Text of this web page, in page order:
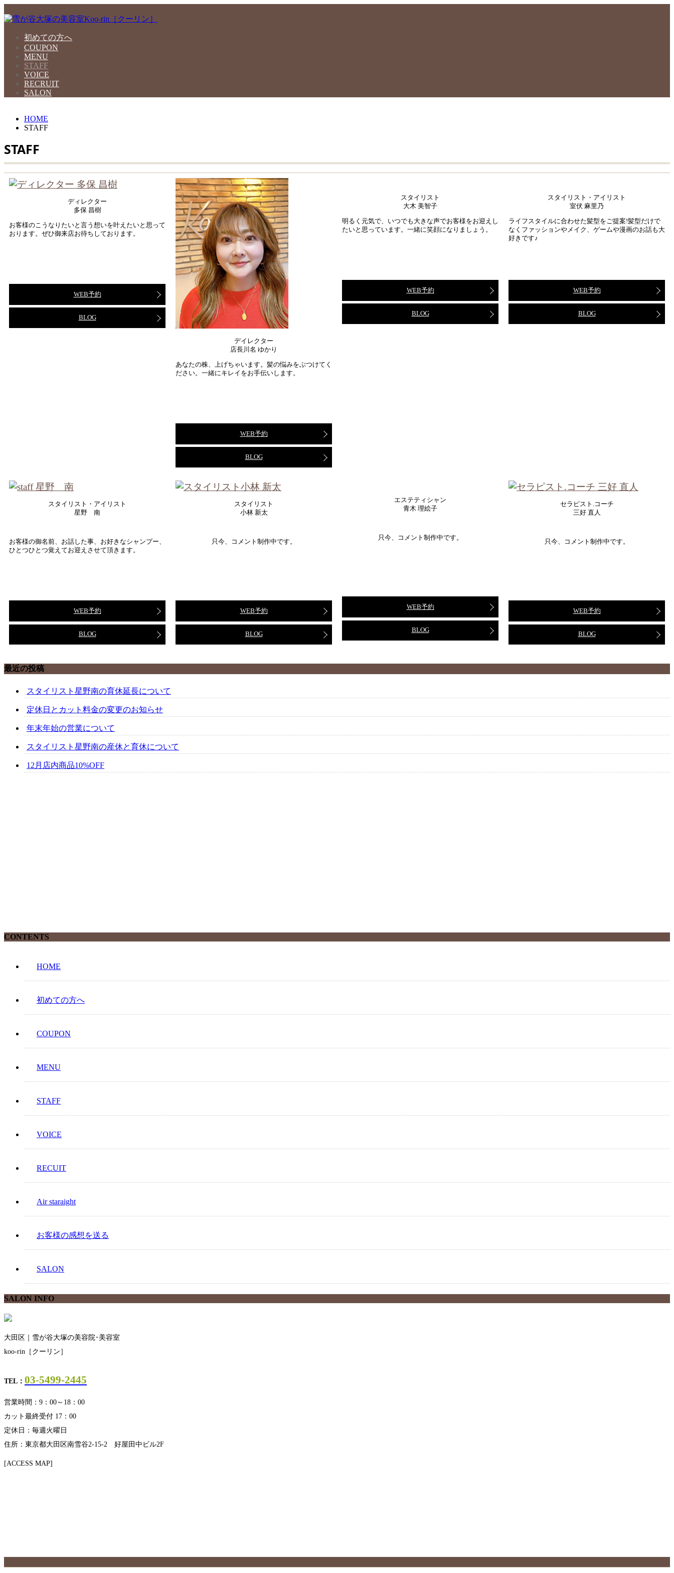
初めての方へ
COUPON
MENU
STAFF
VOICE
RECRUIT
SALON
HOME
STAFF
STAFF
ディレクター
多保 昌樹
お客様のこうなりたいと言う想いを叶えたいと思って
おります。ぜひ御来店お待ちしております。
WEB予約
BLOG
デイレクター
店長川名 ゆかり
あなたの株、上げちゃいます。髪の悩みをぶつけてく
ださい。一緒にキレイをお手伝いします。
WEB予約
BLOG
スタイリスト
大木 美智子
明るく元気で、いつでも大きな声でお客様をお迎えし
たいと思っています。一緒に笑顔になりましょう。
WEB予約
BLOG
スタイリスト・アイリスト
室伏 麻里乃
ライフスタイルに合わせた髪型をご提案!髪型だけで
なくファッションやメイク、ゲームや漫画のお話も大
好きです♪
WEB予約
BLOG
スタイリスト・アイリスト
星野 南
お客様の御名前、お話した事、お好きなシャンプー、
ひとつひとつ覚えてお迎えさせて頂きます。
WEB予約
BLOG
スタイリスト
小林 新太
只今、コメント制作中です。
WEB予約
BLOG
エステティシャン
青木 理絵子
只今、コメント制作中です。
WEB予約
BLOG
セラピスト.コーチ
三好 直人
只今、コメント制作中です。
WEB予約
BLOG
最近の投稿
スタイリスト星野南の育休延長について
定休日とカット料金の変更のお知らせ
年末年始の営業について
スタイリスト星野南の産休と育休について
12月店内商品10%OFF
CONTENTS
HOME
初めての方へ
COUPON
MENU
STAFF
VOICE
RECUIT
Air staraight
お客様の感想を送る
SALON
SALON INFO
大田区｜雪が谷大塚の美容院･美容室
koo-rin［クーリン］
TEL： 03-5499-2445
営業時間：9：00～18：00
カット最終受付 17：00
定休日：毎週火曜日
住所：東京都大田区南雪谷2-15-2 好屋田中ビル2F
[ACCESS MAP]